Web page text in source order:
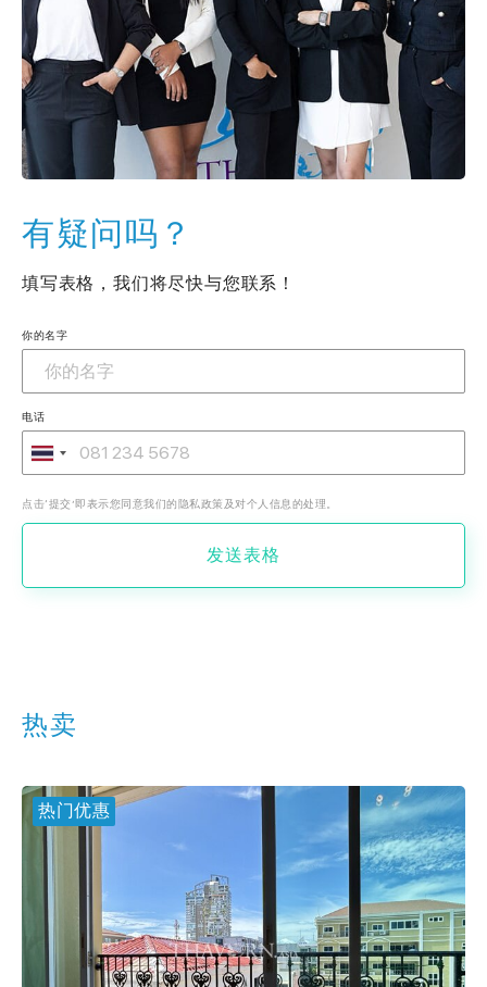
有疑问吗？
填写表格，我们将尽快与您联系！
你的名字
电话
点击‘提交’即表示您同意我们的隐私政策及对个人信息的处理。
发送表格
热卖
热门优惠